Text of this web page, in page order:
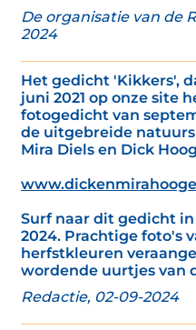
De organisatie van de
2024
Het gedicht 'Kikkers',
juni 2021 op onze site
fotogedicht van
de uitgebreide
Mira Diels en Dick
Surf naar dit gedicht
2024. Prachtige foto's
herfstkleuren
wordende uurtjes van
Redactie, 02-09-2024